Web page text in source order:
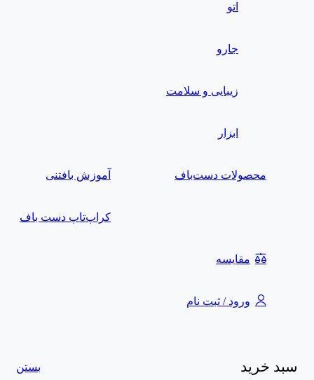
اتو
جارو
زیبایی و سلامت
ابزار
محصولات دست‌باف آموزش بافتنی
کراپ‌تاپ دست باف
مقایسه
ورود / ثبت نام
سبد خرید بستن